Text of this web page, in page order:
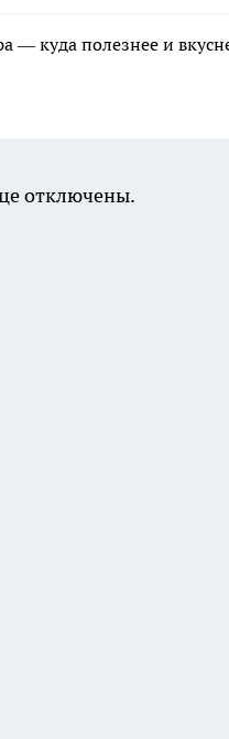
— куда полезнее и
отключены.